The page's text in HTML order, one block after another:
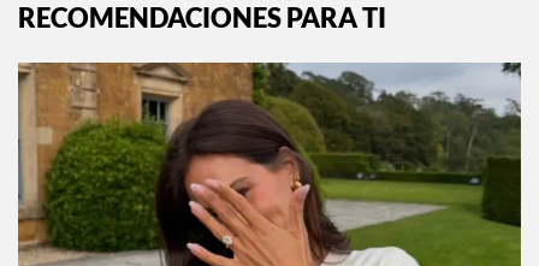
RECOMENDACIONES PARA TI